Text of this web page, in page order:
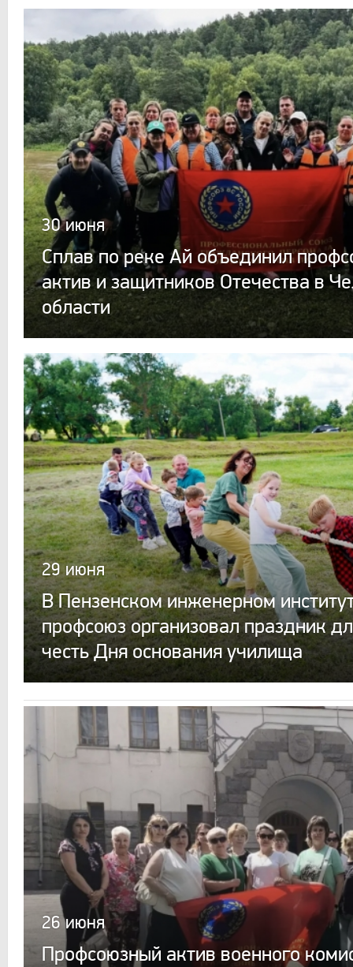
30 июня
Сплав по реке Ай объединил
актив и защитников Отечества в
области
29 июня
В Пензенском инженерном
профсоюз организовал праздник
честь Дня основания училища
26 июня
Профсоюзный актив военного